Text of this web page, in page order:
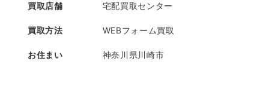
買取店舗 宅配買取センター
買取方法 WEBフォーム買取
お住まい 神奈川県川崎市